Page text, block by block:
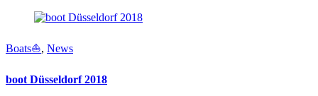
Boats⛵️, News
boot Düsseldorf 2018